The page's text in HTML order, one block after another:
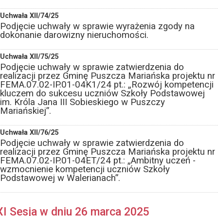
Uchwała XII/74/25
Podjęcie uchwały w sprawie wyrażenia zgody na
dokonanie darowizny nieruchomości.
Uchwała XII/75/25
Podjęcie uchwały w sprawie zatwierdzenia do
realizacji przez Gminę Puszcza Mariańska projektu nr
FEMA.07.02-IP.01-04K1/24 pt.: „Rozwój kompetencji
kluczem do sukcesu uczniów Szkoły Podstawowej
im. Króla Jana III Sobieskiego w Puszczy
Mariańskiej”.
Uchwała XII/76/25
Podjęcie uchwały w sprawie zatwierdzenia do
realizacji przez Gminę Puszcza Mariańska projektu nr
FEMA.07.02-IP.01-04ET/24 pt.: „Ambitny uczeń -
wzmocnienie kompetencji uczniów Szkoły
Podstawowej w Walerianach”.
Sesja w dniu 26 marca 2025